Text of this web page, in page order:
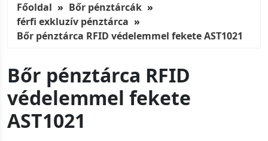
Főoldal
Bőr pénztárcák
férfi exkluzív pénztárca
Bőr pénztárca RFID védelemmel fekete AST1021
Bőr pénztárca RFID
védelemmel fekete
AST1021